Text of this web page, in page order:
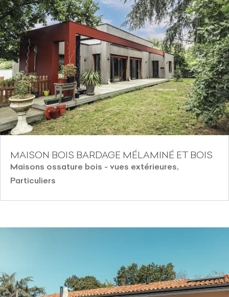
MAISON BOIS BARDAGE MÉLAMINÉ ET BOIS
Maisons ossature bois - vues extérieures,
Particuliers